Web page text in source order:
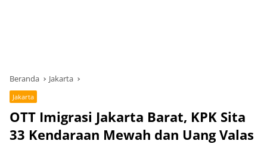
Beranda Jakarta
Jakarta
OTT Imigrasi Jakarta Barat, KPK Sita
33 Kendaraan Mewah dan Uang Valas